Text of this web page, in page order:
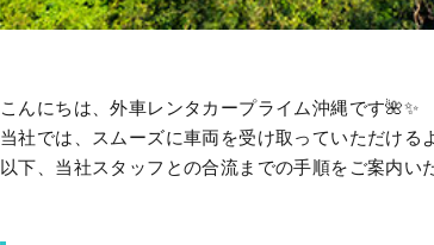
こんにちは、外車レンタカープライム沖縄です🌺✨
当社では、スムーズに車両を受け取っていただける
以下、当社スタッフとの合流までの手順をご案内い